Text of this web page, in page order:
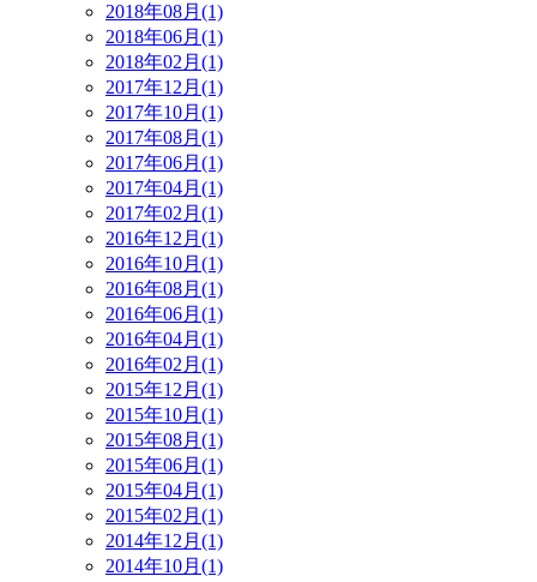
2018年08月(1)
2018年06月(1)
2018年02月(1)
2017年12月(1)
2017年10月(1)
2017年08月(1)
2017年06月(1)
2017年04月(1)
2017年02月(1)
2016年12月(1)
2016年10月(1)
2016年08月(1)
2016年06月(1)
2016年04月(1)
2016年02月(1)
2015年12月(1)
2015年10月(1)
2015年08月(1)
2015年06月(1)
2015年04月(1)
2015年02月(1)
2014年12月(1)
2014年10月(1)